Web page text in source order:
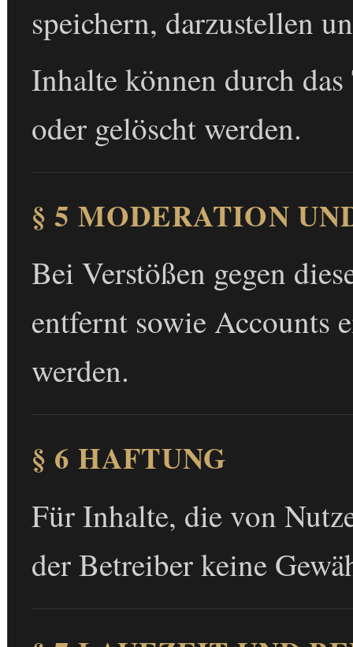
speichern, darzustellen
Inhalte können durch
oder gelöscht werden.
§ 5 MODERATION
Bei Verstößen gegen
entfernt sowie Accounts
werden.
§ 6 HAFTUNG
Für Inhalte, die von
der Betreiber keine